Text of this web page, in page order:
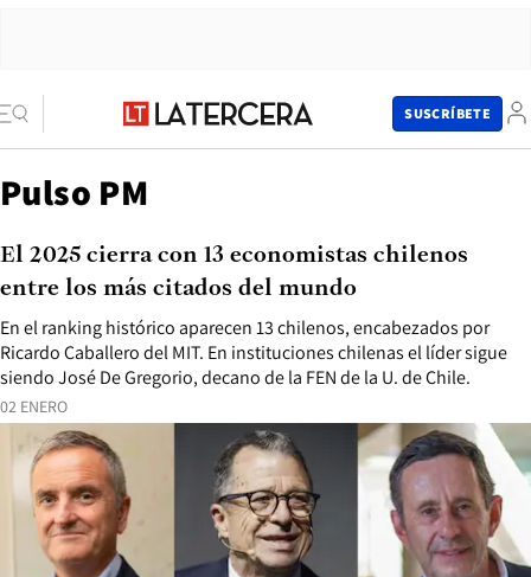
SUSCRÍBETE
Pulso PM
02 ENERO
En el ranking histórico aparecen 13 chilenos, encabezados por
Ricardo Caballero del MIT. En instituciones chilenas el líder sigue
siendo José De Gregorio, decano de la FEN de la U. de Chile.
El 2025 cierra con 13 economistas chilenos
entre los más citados del mundo